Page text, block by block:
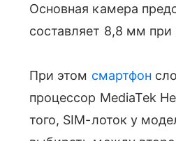
Основная камера
составляет 8,8 мм
При этом смартфон
процессор MediaTek
того, SIM-лоток у